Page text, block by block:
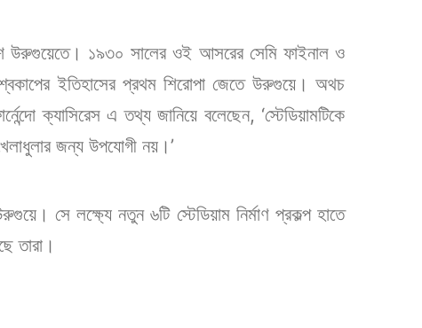
উরুগুয়েতে। ১৯৩০ সালের ওই আসরের সেমি ফাইনাল ও
ইতিহাসের প্রথম শিরোপা জেতে উরুগুয়ে। অথচ
ক্যাসিরেস এ তথ্য জানিয়ে বলেছেন, ‘স্টেডিয়ামটিকে
জন্য উপযোগী নয়।’
সে লক্ষ্যে নতুন ৬টি স্টেডিয়াম নির্মাণ প্রকল্প হাতে
তারা।